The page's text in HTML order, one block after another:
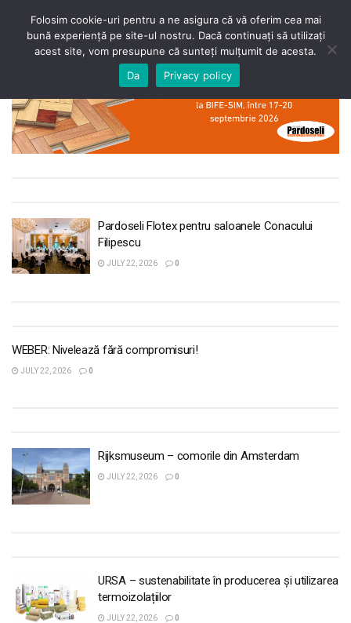
Pardoseli Flotex pentru saloanele Conacului
Filipescu
JULY 22, 2026 0
WEBER: Nivelează fără compromisuri!
JULY 22, 2026 0
Rijksmuseum – comorile din Amsterdam
JULY 22, 2026 0
URSA – sustenabilitate în producerea și utilizarea
termoizolațiilor
JULY 22, 2026 0
Folosim cookie-uri pentru a ne asigura că vă oferim cea mai
bună experiență pe site-ul nostru. Dacă continuați să utilizați
acest site, vom presupune că sunteți mulțumit de acesta.
Da
Privacy policy